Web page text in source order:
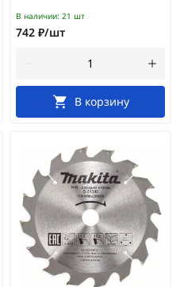
В наличии: 21 шт
742 ₽/шт
В корзину